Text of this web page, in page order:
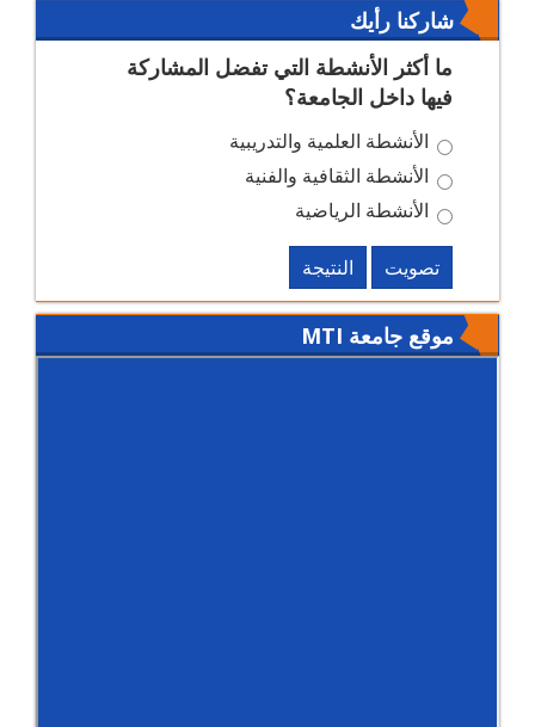
شاركنا رأيك
ما أكثر الأنشطة التي تفضل المشاركة
فيها داخل الجامعة؟
الأنشطة العلمية والتدريبية
الأنشطة الثقافية والفنية
الأنشطة الرياضية
تصويت النتيجة
موقع جامعة MTI